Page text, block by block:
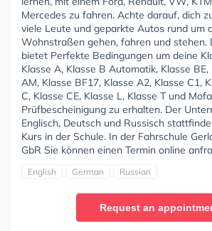
Mercedes zu fahren. Achte darauf, dich
viele Leute und geparkte Autos rund um
Wohnstraßen gehen, fahren und stehen.
bietet Perfekte Bedingungen um deine
Klasse A, Klasse B Automatik, Klasse BE,
AM, Klasse BF17, Klasse A2, Klasse C1,
C, Klasse CE, Klasse L, Klasse T und
Prüfbescheinigung zu erhalten. Der
Englisch, Deutsch und Russisch
Kurs in der Schule. In der Fahrschule
GbR Sie können einen Termin online
English German Russian
Request an